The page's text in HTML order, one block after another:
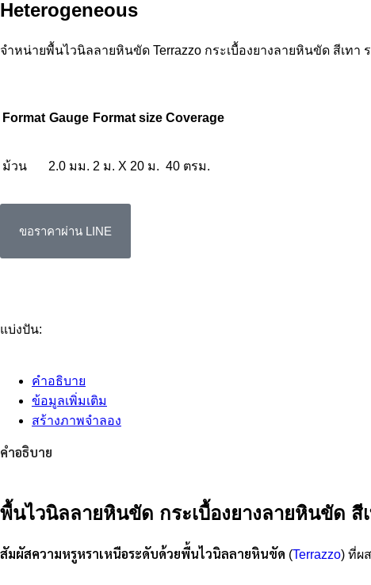
Heterogeneous
จำหน่ายพื้นไวนิลลายหินขัด Terrazzo กระเบื้องยางลายหินขัด สีเท
Format Gauge Format size Coverage
ม้วน 2.0 มม. 2 ม. X 20 ม. 40 ตรม.
ขอราคาผ่าน LINE
แบ่งปัน:
คำอธิบาย
ข้อมูลเพิ่มเติม
สร้างภาพจำลอง
คำอธิบาย
พื้นไวนิลลายหินขัด กระเบื้องยางลายหินขัด สี
สัมผัสความหรูหราเหนือระดับด้วยพื้นไวนิลลายหินขัด (Terrazzo) ที่ผ